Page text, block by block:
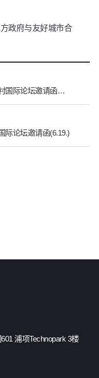
政府与友好城市合
[中国甘肃省] 2023一带一路美丽乡村国际论坛邀请函（7.26-27）
际论坛邀请函(6.19.)
浦项Technopark 3楼